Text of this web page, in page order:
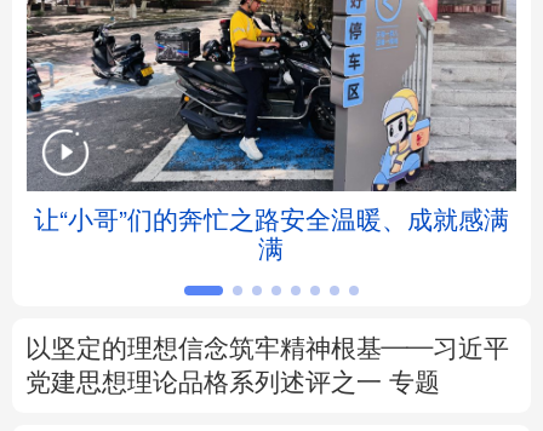
地方频道
北京 天津 河北 山西
辽宁 吉林 上海 江苏
广东 广西 海南
让“小哥”们的奔忙之路安全温暖、成就感满
满
以坚定的理想信念筑牢精神根基——习近平
党建思想理论品格系列述评之一 专题